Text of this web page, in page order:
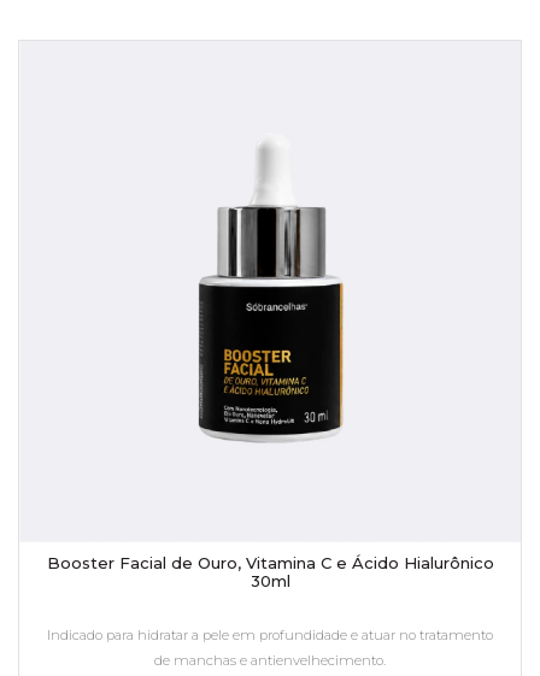
Booster Facial de Ouro, Vitamina C e Ácido Hialurônico
30ml
Indicado para hidratar a pele em profundidade e atuar no tratamento
de manchas e antienvelhecimento.